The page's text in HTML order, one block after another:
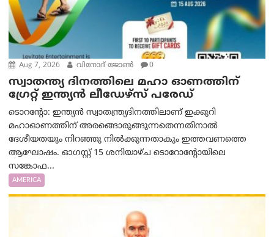
Aug 7, 2026 വിനോദ് ജോൺ 0
സ്വാതന്ത്യ ദിനത്തിലെ മഹാ ഓണത്തിന്
ഗ്രേറ്റ് ഇന്ത്യൻ ലീഡേഴ്സ് പരേഡ്
ടൊറന്റോ: ഇന്ത്യൻ സ്വാതന്ത്ര്യദിനത്തിലാണ് ഇക്കുറി
മഹാഓണത്തിന് അരങ്ങൊരുങ്ങുന്നതെന്നതിനാൽ
ദേശീയതയും നിറഞ്ഞു നിൽക്കുന്നതാകും ഇത്തവണത്തെ
ആഘോഷം. ഓഗസ്റ്റ് 15 ശനിയാഴ്ച ടൊറോന്റോയിലെ
സങ്കോഫ...
AMERICA